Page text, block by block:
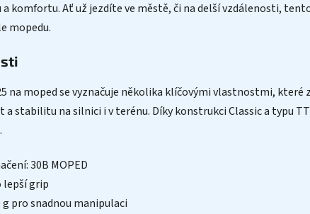
komfortu. Ať už jezdíte ve městě, či na delší vzdálenosti,
mopedu.
na moped se vyznačuje několika klíčovými vlastnostmi,
stabilitu na silnici i v terénu. Díky konstrukci Classic a typu
30B MOPED
lepší grip
pro snadnou manipulaci